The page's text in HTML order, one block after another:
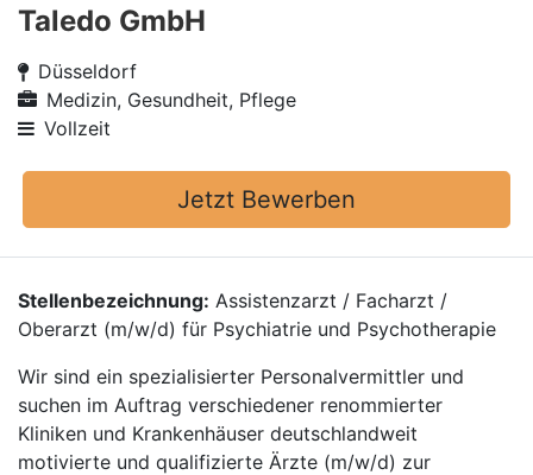
Taledo GmbH
Düsseldorf
Medizin, Gesundheit, Pflege
Vollzeit
Jetzt Bewerben
Stellenbezeichnung: Assistenzarzt / Facharzt /
Oberarzt (m/w/d) für Psychiatrie und Psychotherapie
Wir sind ein spezialisierter Personalvermittler und
suchen im Auftrag verschiedener renommierter
Kliniken und Krankenhäuser deutschlandweit
motivierte und qualifizierte Ärzte (m/w/d) zur